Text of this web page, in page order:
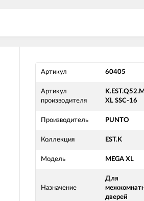
Артикул 60405
Артикул
производителя
XL SSC-16
Производитель PUNTO
Коллекция EST.K
Модель MEGA XL
Назначение
Для
дверей